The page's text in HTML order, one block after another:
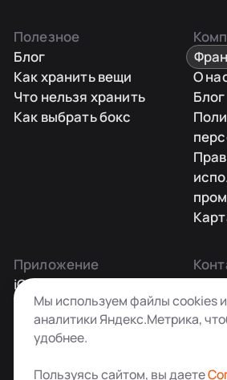
Полезное
Блог
Как хранить вещи
Что нельзя хранить
Как выбрать бокс
О
Блог
Приложение
iOS
Android
+7
Мы используем файлы cookies
аналитики Яндекс.Метрика,
удобнее.
Пользуясь сайтом, вы даете